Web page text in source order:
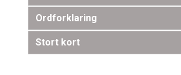
Ordforklaring
Stort kort